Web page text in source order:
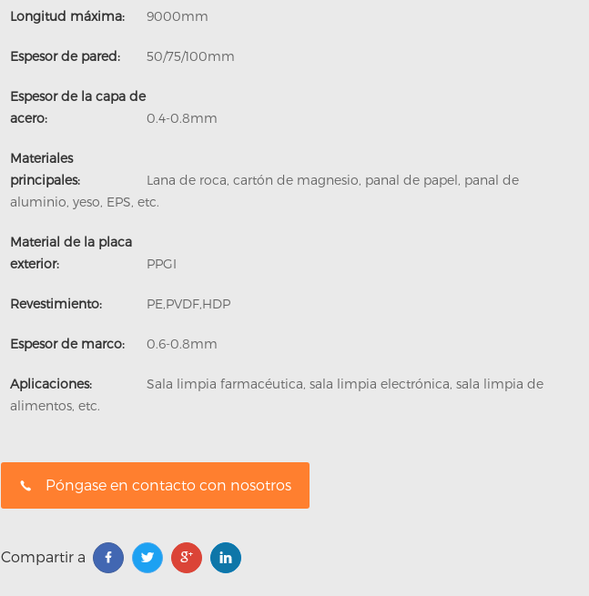
Longitud máxima: 9000mm
Espesor de pared: 50/75/100mm
Espesor de la capa de
acero:
0.4-0.8mm
Materiales
principales:
Lana de roca, cartón de magnesio, panal de papel, panal de
aluminio, yeso, EPS, etc.
Material de la placa
exterior:
PPGI
Revestimiento: PE,PVDF,HDP
Espesor de marco: 0.6-0.8mm
Aplicaciones:
Sala limpia farmacéutica, sala limpia electrónica, sala limpia de
alimentos, etc.
Póngase en contacto con nosotros
Compartir a